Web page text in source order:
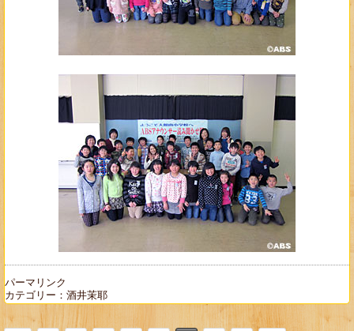
パーマリンク
カテゴリー： 酒井茉耶